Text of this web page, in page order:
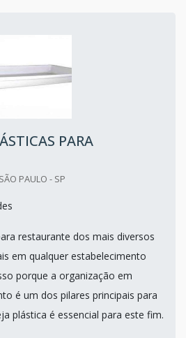
PARA
PAULO - SP
restaurante dos mais diversos
em qualquer estabelecimento
porque a organização em
é um dos pilares principais para
plástica é essencial para este fim.